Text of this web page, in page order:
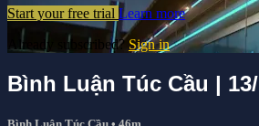
Start your free trial Learn more
Already subscribed? Sign in
Bình Luận Túc Cầu |